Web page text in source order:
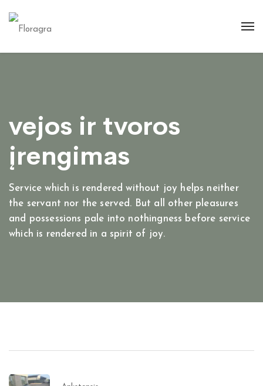
vejos ir tvoros
įrengimas
Service which is rendered without joy helps neither
the servant nor the served. But all other pleasures
and possessions pale into nothingness before service
which is rendered in a spirit of joy.